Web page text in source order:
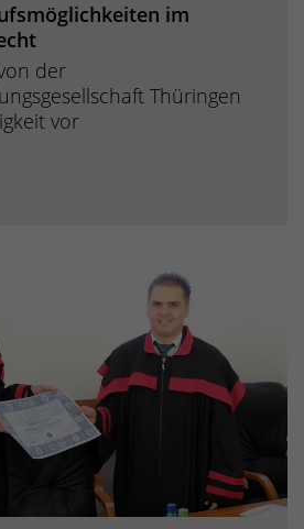
im
der
Thüringen
vor